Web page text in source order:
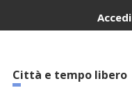
Accedi
Città e tempo libero